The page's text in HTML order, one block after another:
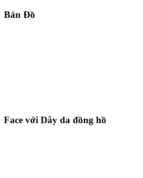
Bản Đồ
Face với Dây da đồng hồ